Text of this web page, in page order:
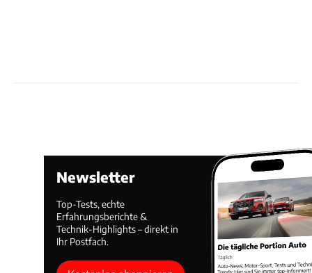
Newsletter
Top-Tests, echte
Erfahrungsberichte &
Technik-Highlights – direkt in
Ihr Postfach.